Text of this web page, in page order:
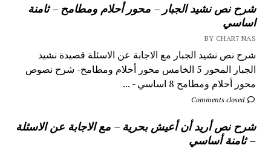
شرح نص نشيد الجبار – محور أحلام ومطامح – ثامنة
اساسي
BY CHAR7 NAS
شرح نص نشيد الجبار مع الاجابة عن الاسئلة قصيدة نشيد
الجبار المحور 5 الخامس محور أحلام ومطامح- شرح نصوص
محور أحلام ومطامح 8 اساسي - ...
Comments closed
شرح نص أريد أن أعيش بحرية – مع الاجابة عن الاسئلة
– ثامنة أساسي